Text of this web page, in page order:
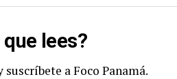
lees?
a Foco Panamá.